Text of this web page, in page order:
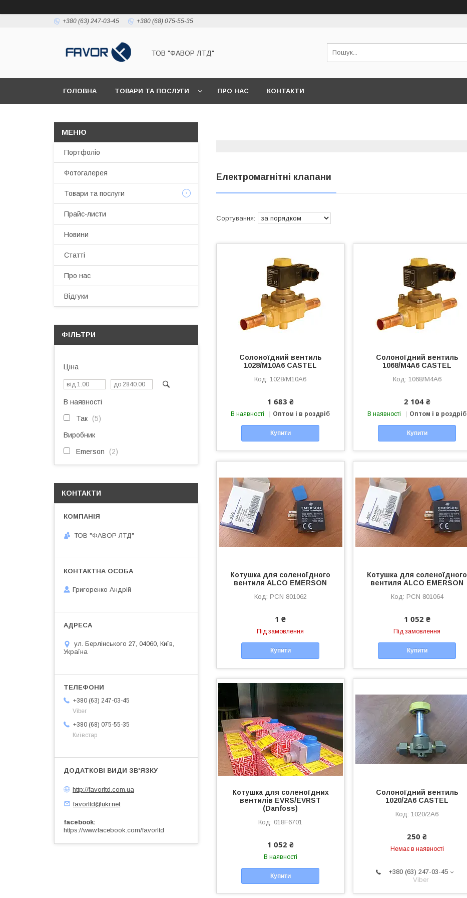
+380 (63) 247-03-45 +380 (68) 075-55-35
ТОВ "ФАВОР ЛТД"
ГОЛОВНА ТОВАРИ ТА ПОСЛУГИ ПРО НАС КОНТАКТИ
Електромагнітні клапани
Солоноїдний вентиль
1028/M10A6 CASTEL
1028/M10A6
1 683 ₴
В наявності Оптом і в роздріб
Купити
Солоноїдний вентиль
1068/M4A6 CASTEL
1068/M4A6
2 104 ₴
В наявності Оптом і в роздріб
Купити
Котушка для соленоїдного
вентиля ALCO EMERSON
PCN 801062
1 ₴
Під замовлення
Купити
Котушка для соленоїдного
вентиля ALCO EMERSON
PCN 801064
1 052 ₴
Під замовлення
Купити
Котушка для соленоїдних
вентилів EVRS/EVRST
(Danfoss)
018F6701
1 052 ₴
В наявності
Купити
Солоноїдний вентиль
1020/2А6 CASTEL
1020/2А6
250 ₴
Немає в наявності
+380 (63) 247-03-45
Viber
Портфоліо
Фотогалерея
Товари та послуги
Прайс-листи
Новини
Статті
Про нас
Відгуки
ФІЛЬТРИ
Ціна
В наявності
Так 5
Виробник
Emerson 2
КОНТАКТИ
ТОВ "ФАВОР ЛТД"
Григоренко Андрій
ул. Берлінського 27, 04060, Київ,
Україна
+380 (63) 247-03-45
Viber
+380 (68) 075-55-35
Київстар
http://favorltd.com.ua
favorltd@ukr.net
facebook
https://www.facebook.com/favorltd